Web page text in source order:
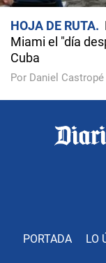
HOJA DE RUTA
Miami el "día
Cuba
Por Daniel Castropé
PORTADA LO